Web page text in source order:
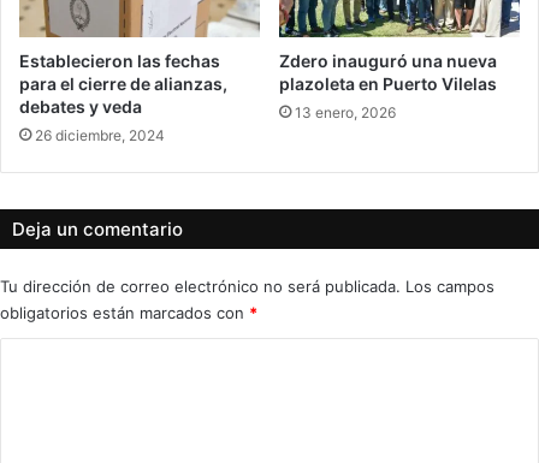
Establecieron las fechas
para el cierre de alianzas,
debates y veda
26 diciembre, 2024
Zdero inauguró una nueva
plazoleta en Puerto Vilelas
13 enero, 2026
Deja un comentario
Tu dirección de correo electrónico no será publicada. Los campos
obligatorios están marcados con *